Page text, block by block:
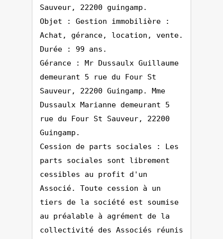
Sauveur, 22200 guingamp.
Objet : Gestion immobilière :
Achat, gérance, location, vente.
Durée : 99 ans.
Gérance : Mr Dussaulx Guillaume
demeurant 5 rue du Four St
Sauveur, 22200 Guingamp. Mme
Dussaulx Marianne demeurant 5
rue du Four St Sauveur, 22200
Guingamp.
Cession de parts sociales : Les
parts sociales sont librement
cessibles au profit d'un
Associé. Toute cession à un
tiers de la société est soumise
au préalable à agrément de la
collectivité des Associés réunis